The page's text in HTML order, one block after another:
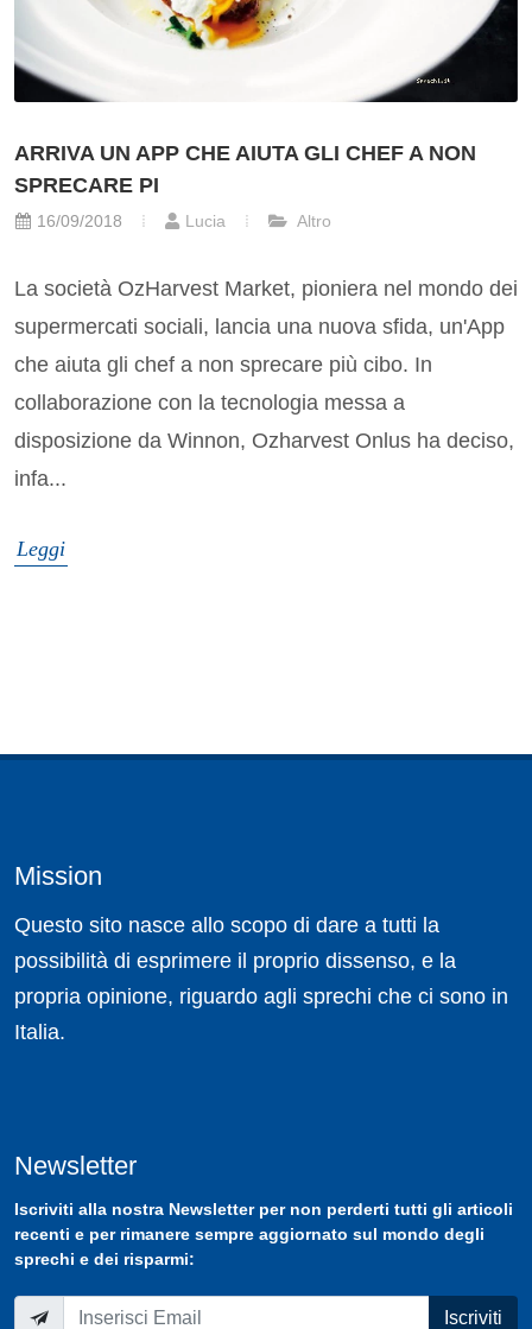
ARRIVA UN APP CHE AIUTA GLI CHEF A NON
SPRECARE PI
16/09/2018 Lucia Altro
La società OzHarvest Market, pioniera nel mondo dei
supermercati sociali, lancia una nuova sfida, un'App
che aiuta gli chef a non sprecare più cibo. In
collaborazione con la tecnologia messa a
disposizione da Winnon, Ozharvest Onlus ha deciso,
infa...
Leggi
Mission
Questo sito nasce allo scopo di dare a tutti la
possibilità di esprimere il proprio dissenso, e la
propria opinione, riguardo agli sprechi che ci sono in
Italia.
Newsletter
Iscriviti alla nostra Newsletterper non perderti tutti gli articoli
recenti e per rimanere sempre aggiornato sul mondo degli
sprechi e dei risparmi:
Iscriviti